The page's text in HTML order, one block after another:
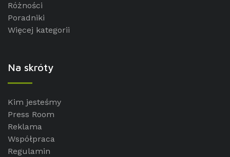
Różności
Poradniki
Więcej kategorii
Na skróty
Kim jesteśmy
Press Room
Reklama
Współpraca
Regulamin